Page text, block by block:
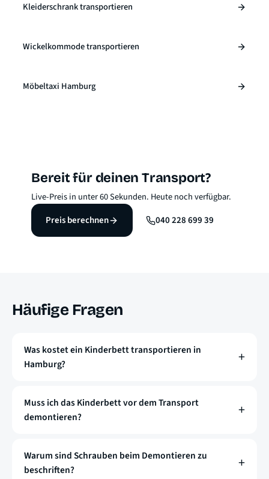
Kleiderschrank transportieren
Wickelkommode transportieren
Möbeltaxi Hamburg
Bereit für deinen Transport?
Live-Preis in unter 60 Sekunden. Heute noch verfügbar.
Preis berechnen
040 228 699 39
Häufige Fragen
Was kostet ein Kinderbett transportieren in
Hamburg?
Muss ich das Kinderbett vor dem Transport
demontieren?
Warum sind Schrauben beim Demontieren zu
beschriften?